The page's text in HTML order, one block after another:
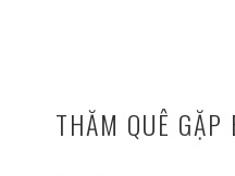
THĂM QUÊ GẶP